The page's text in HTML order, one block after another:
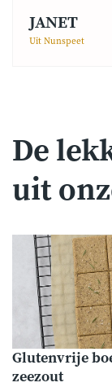
JANET
Uit Nunspeet
De
uit
Glutenvrije
zeezout